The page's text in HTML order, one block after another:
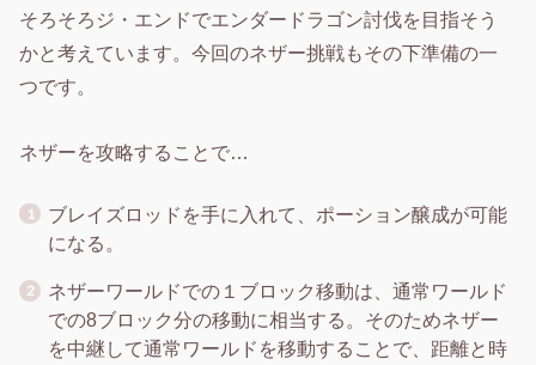
そろそろジ・エンドでエンダードラゴン討伐を目指そう
かと考えています。今回のネザー挑戦もその下準備の一
つです。
ネザーを攻略することで…
ブレイズロッドを手に入れて、ポーション醸成が可能
になる。
ネザーワールドでの１ブロック移動は、通常ワールド
での8ブロック分の移動に相当する。そのためネザー
を中継して通常ワールドを移動することで、距離と時